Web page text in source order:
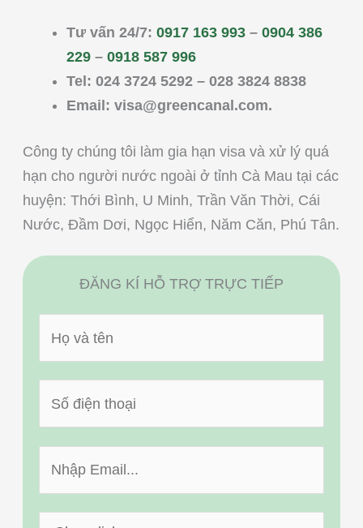
Tư vấn 24/7: 0917 163 993 – 0904 386
229 – 0918 587 996
Tel: 024 3724 5292 – 028 3824 8838
Email: visa@greencanal.com.
Công ty chúng tôi làm gia hạn visa và xử lý quá
hạn cho người nước ngoài ở tỉnh Cà Mau tại các
huyện: Thới Bình, U Minh, Trần Văn Thời, Cái
Nước, Đầm Dơi, Ngọc Hiển, Năm Căn, Phú Tân.
ĐĂNG KÍ HỖ TRỢ TRỰC TIẾP